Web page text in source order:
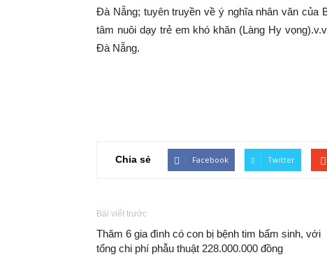
Đà Nẵng; tuyên truyền về ý nghĩa nhân văn của
tâm nuôi dạy trẻ em khó khăn (Làng Hy
Đà Nẵng.
Chia sẻ Facebook Twitter
Bài viết trước
Thăm 6 gia đình có con bị bệnh tim bẩm sinh, với
tổng chi phí phẫu thuật 228.000.000 đồng